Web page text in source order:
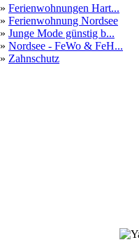
» Ferienwohnungen Hart...
» Ferienwohnung Nordsee
» Junge Mode günstig b...
» Nordsee - FeWo & FeH...
» Zahnschutz